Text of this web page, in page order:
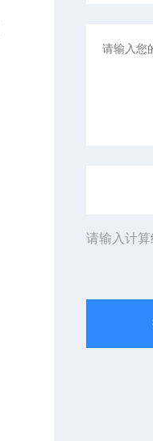
请输入计